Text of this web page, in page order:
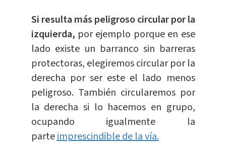
Si resulta más peligroso circular por la
izquierda, por ejemplo porque en ese
lado existe un barranco sin barreras
protectoras, elegiremos circular por la
derecha por ser este el lado menos
peligroso. También circularemos por
la derecha si lo hacemos en grupo,
ocupando igualmente la
parteimprescindible de la vía.